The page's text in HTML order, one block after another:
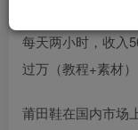
每天两小时，收入
过万（教程+素材）
莆田鞋在国内市场